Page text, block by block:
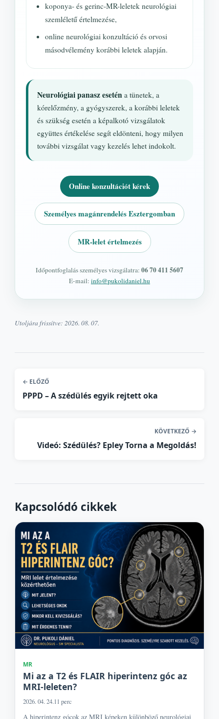
koponya- és gerinc-MR-leletek neurológiai
szemléletű értelmezése,
online neurológiai konzultáció és orvosi
másodvélemény korábbi leletek alapján.
Neurológiai panasz eseténa tünetek, a
kórelőzmény, a gyógyszerek, a korábbi leletek
és szükség esetén a képalkotó vizsgálatok
együttes értékelése segít eldönteni, hogy milyen
további vizsgálat vagy kezelés lehet indokolt.
Online konzultációt kérek
Személyes magánrendelés Esztergomban
MR-lelet értelmezés
Időpontfoglalás személyes vizsgálatra: 06 70 411 5607
E-mail: info@pukolidaniel.hu
Utoljára frissítve: 2026. 08. 07.
← ELŐZŐ
PPPD – A szédülés egyik rejtett oka
KÖVETKEZŐ →
Videó: Szédülés? Epley Torna a Megoldás!
Kapcsolódó cikkek
MR
Mi az a T2 és FLAIR hiperintenz góc az
MRI-leleten?
2026. 04. 24.11 perc
A hiperintenz gócok az MRI képeken különböző neurológiai